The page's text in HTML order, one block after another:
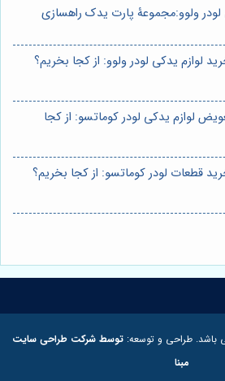
لودر ولوو:مجموعۀ پارت یدک راهسازی
لوازم یدکی لودر ولوو: از کجا بخریم؟
لوازم یدکی لودر کوماتسو: از کجا
قطعات لودر کوماتسو: از کجا بخریم؟
باشد. طراحی و توسعه: توسط شرکت طراحی سایت
مبنا